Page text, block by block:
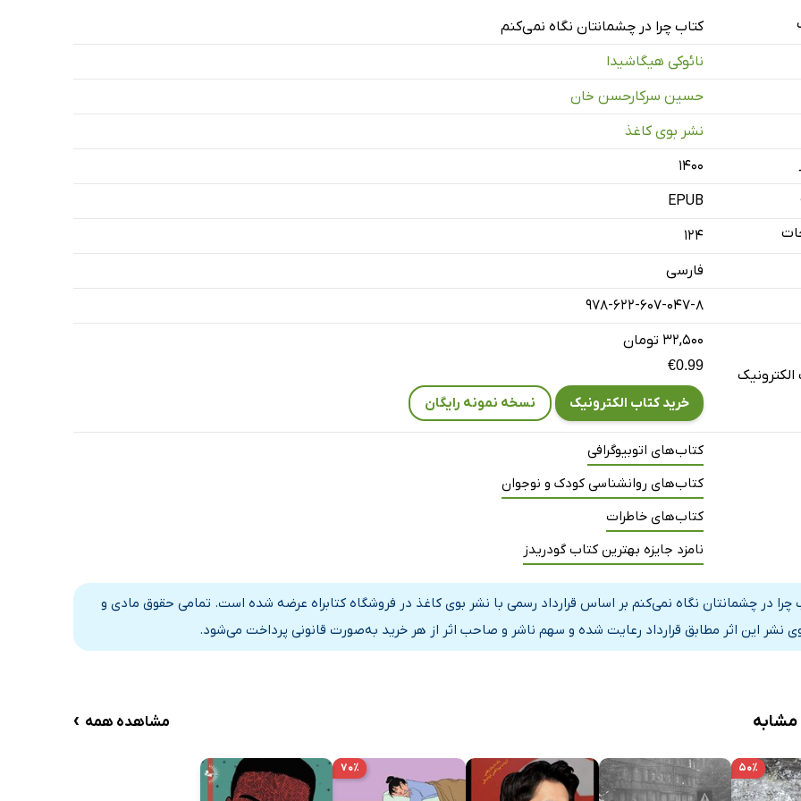
نگفته
و اوتیستا
کتاب چرا در چشمانتان نگاه نمی‌کنم
نائوکی هیگاشیدا
حسین سرکارحسن خان
نشر بوی کاغذ
۱۴۰۰
EPUB
124
فارسی
978-622-607-047-8
۳۲,۵۰۰ تومان
€0.99
خرید کتاب الکترونیک نسخه نمونه رایگان
کتاب‌های اتوبیوگرافی
کتاب‌های روانشناسی کودک و نوجوان
کتاب‌های خاطرات
نامزد جایزه بهترین کتاب گودریدز
چرا در چشمانتان نگاه نمی‌کنم بر اساس قرارداد رسمی با نشر بوی کاغذ در فروشگاه کتابراه عرضه شده است. تمامی حقوق مادی و
نشر این اثر مطابق قرارداد رعایت شده و سهم ناشر و صاحب اثر از هر خرید به‌صورت قانونی پرداخت می‌شود.
مشاهده همه ›
۵۰٪ ۷۰٪